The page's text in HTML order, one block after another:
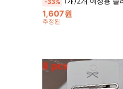
-33%
1,607원
추정된